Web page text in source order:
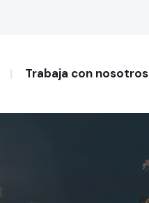
Trabaja con nosotros